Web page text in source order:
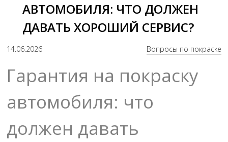
АВТОМОБИЛЯ: ЧТО ДОЛЖЕН
ДАВАТЬ ХОРОШИЙ СЕРВИС?
14.06.2026 Вопросы по покраске
Гарантия на покраску
автомобиля: что
должен давать